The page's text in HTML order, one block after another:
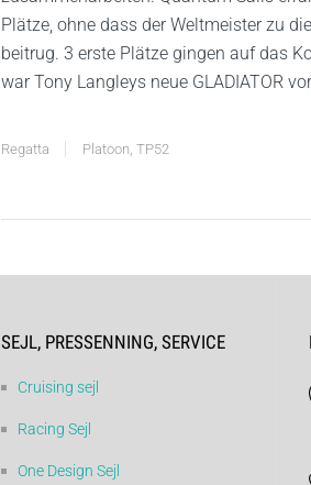
Plätze, ohne dass der Weltmeister zu
beitrug. 3 erste Plätze gingen auf das
war Tony Langleys neue GLADIATOR
Regatta Platoon TP52
SEJL, PRESSENNING, SERVICE
Cruising sejl
Racing Sejl
One Design Sejl